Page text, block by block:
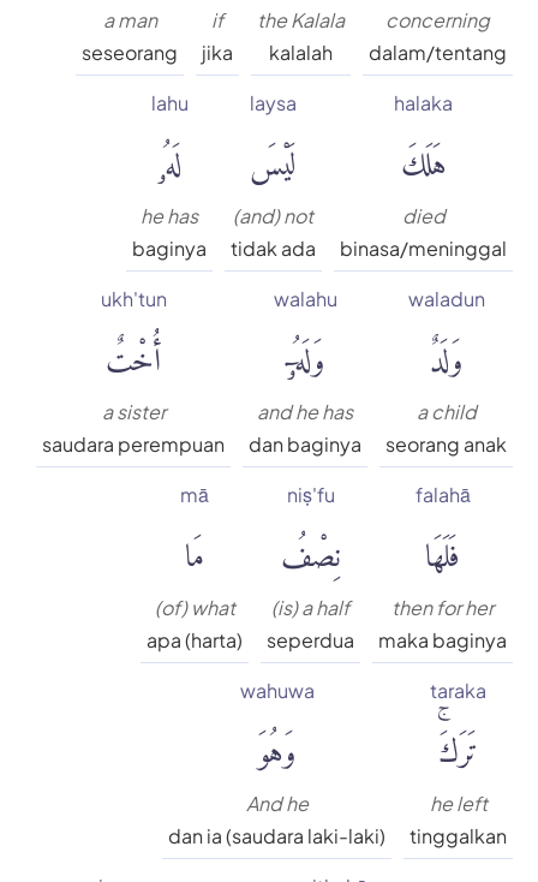
concerning
dalam/tentang
the Kalala
kalalah
if
jika
a man
seseorang
halaka
هَلَكَ
died
binasa/meninggal
laysa
لَيْسَ
(and) not
tidak ada
lahu
لَهُۥ
he has
baginya
waladun
وَلَدٌ
a child
seorang anak
walahu
وَلَهُۥٓ
and he has
dan baginya
ukh'tun
أُخْتٌ
a sister
saudara perempuan
falahā
فَلَهَا
then for her
maka baginya
niṣ'fu
نِصْفُ
(is) a half
seperdua
mā
مَا
(of) what
apa (harta)
taraka
تَرَكَۚ
he left
tinggalkan
wahuwa
وَهُوَ
And he
dan ia (saudara laki-laki)